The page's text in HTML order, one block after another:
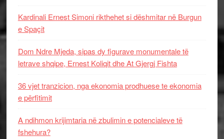
Kardinali Ernest Simoni rikthehet si dëshmitar në Burgun
e Spaçit
Dom Ndre Mjeda, sipas dy figurave monumentale të
letrave shqipe, Ernest Koliqit dhe At Gjergj Fishta
36 vjet tranzicion, nga ekonomia prodhuese te ekonomia
e përfitimit
A ndihmon krijimtaria në zbulimin e potencialeve të
fshehura?